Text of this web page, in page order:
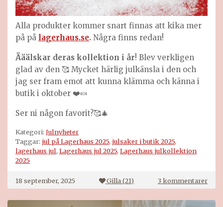
Alla produkter kommer snart finnas att kika mer
på på lagerhaus.se. Några finns redan!
Ääälskar deras kollektion i år! Blev verkligen
glad av den 🥰 Mycket härlig julkänsla i den och
jag ser fram emot att kunna klämma och känna i
butik i oktober ❤️🍬
Ser ni någon favorit?🥰🎄
Kategori: Julnyheter
Taggar: jul på Lagerhaus 2025, julsaker i butik 2025,
lagerhaus jul, Lagerhaus jul 2025, Lagerhaus julkollektion
2025
18 september, 2025 Gilla (21) 3 kommentarertill
jul